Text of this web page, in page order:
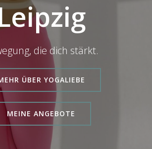
die dich stärkt.
ÜBER YOGALIEBE
MEINE ANGEBOTE